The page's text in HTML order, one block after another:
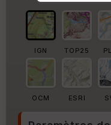
IGN TOP25
OCM ESRI